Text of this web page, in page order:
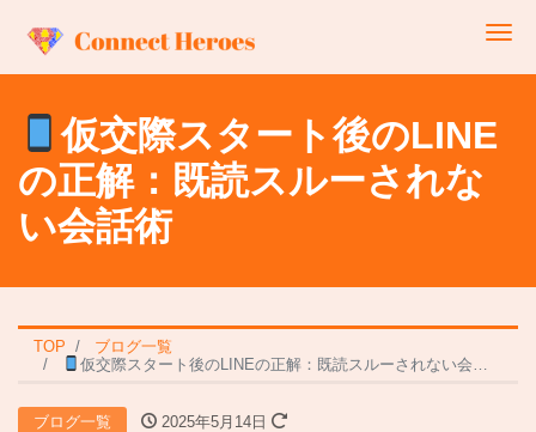
仮交際スタート後のLINE
の正解：既読スルーされな
い会話術
TOP
ブログ一覧
仮交際スタート後のLINEの正解：既読スルーされない会話術
ブログ一覧 2025年5月14日